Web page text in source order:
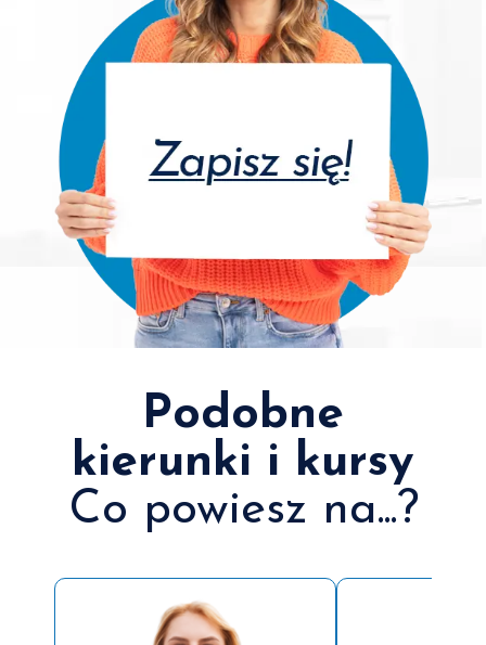
Podobne
kierunki i kursy
Co powiesz na...?